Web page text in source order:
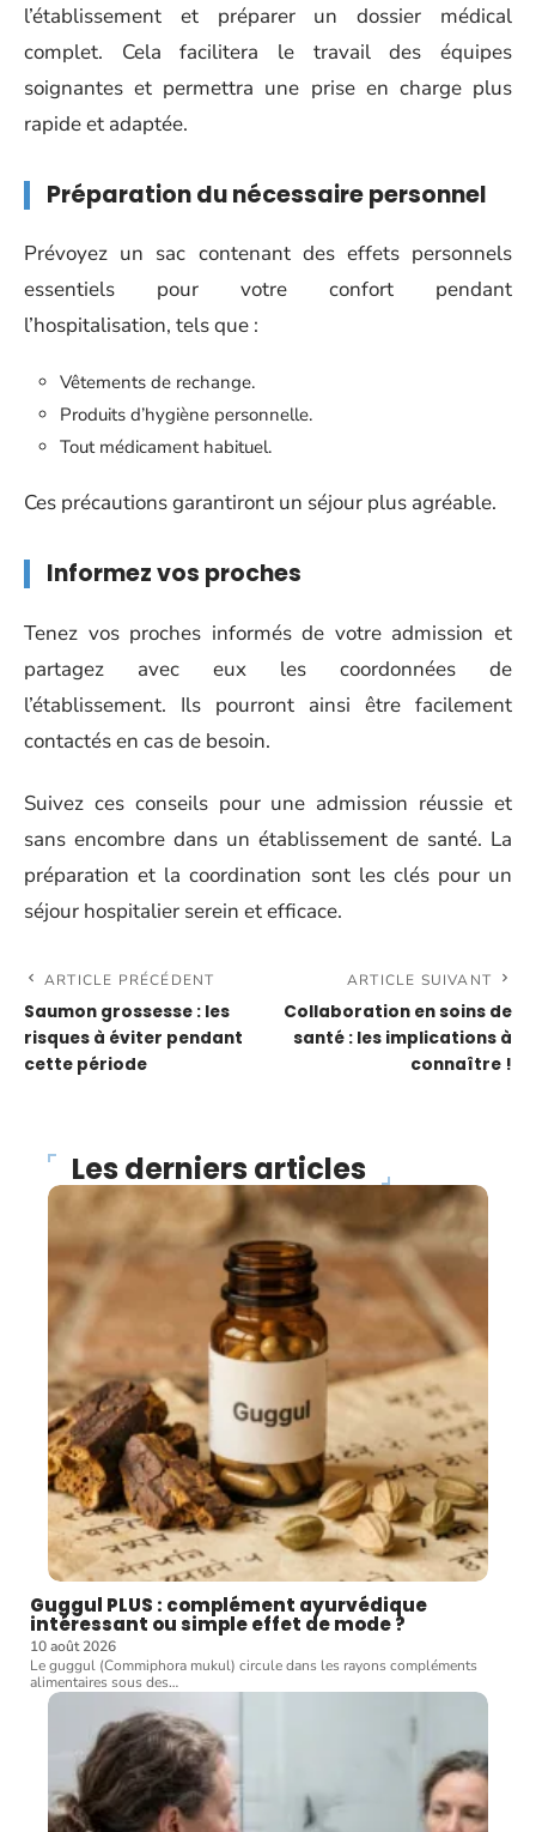
l’établissement et préparer un dossier médical
complet. Cela facilitera le travail des équipes
soignantes et permettra une prise en charge plus
rapide et adaptée.
Préparation du nécessaire personnel
Prévoyez un sac contenant des effets personnels
essentiels pour votre confort pendant
l’hospitalisation, tels que :
Vêtements de rechange.
Produits d’hygiène personnelle.
Tout médicament habituel.
Ces précautions garantiront un séjour plus agréable.
Informez vos proches
Tenez vos proches informés de votre admission et
partagez avec eux les coordonnées de
l’établissement. Ils pourront ainsi être facilement
contactés en cas de besoin.
Suivez ces conseils pour une admission réussie et
sans encombre dans un établissement de santé. La
préparation et la coordination sont les clés pour un
séjour hospitalier serein et efficace.
ARTICLE PRÉCÉDENT
Saumon grossesse : les
risques à éviter pendant
cette période
ARTICLE SUIVANT
Collaboration en soins de
santé : les implications à
connaître !
Les derniers articles
Guggul PLUS : complément ayurvédique
intéressant ou simple effet de mode ?
10 août 2026
Le guggul (Commiphora mukul) circule dans les rayons compléments
alimentaires sous des…